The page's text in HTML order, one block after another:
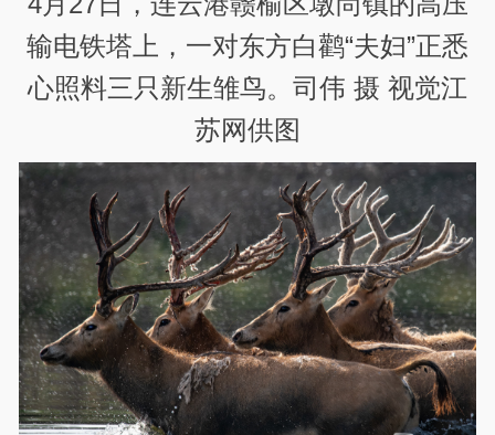
输电铁塔上，一对东方白鹳“夫妇”正悉
心照料三只新生雏鸟。司伟 摄 视觉江
苏网供图